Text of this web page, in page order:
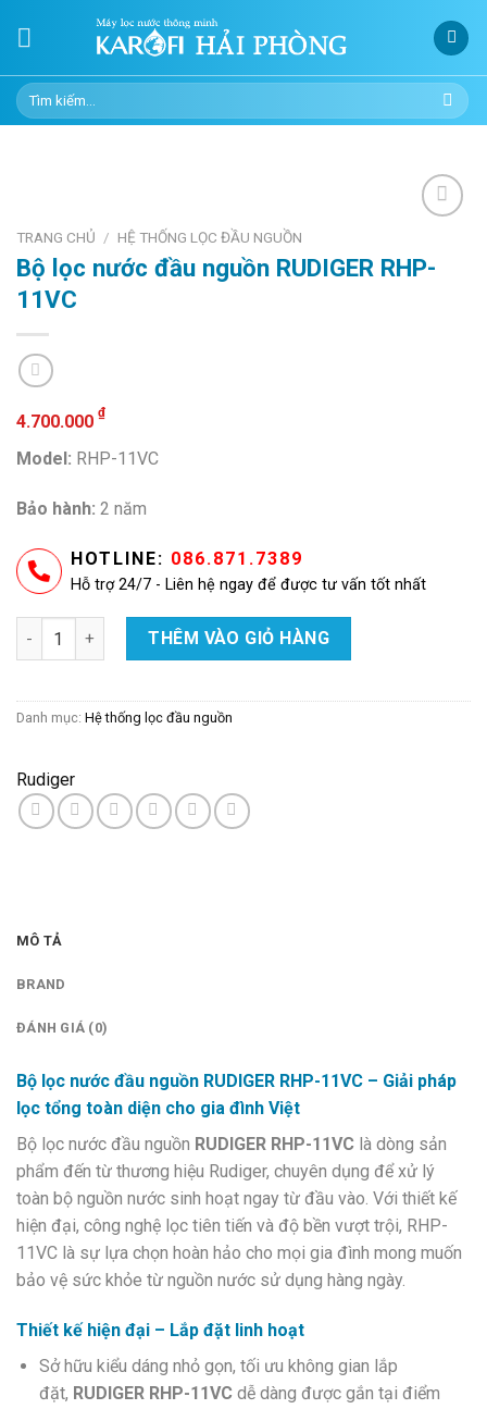
Tìm
kiếm:
Add to
TRANG CHỦ / HỆ THỐNG LỌC ĐẦU NGUỒN
Bộ lọc nước đầu nguồn RUDIGER RHP-
11VC
4.700.000 ₫
Model: RHP-11VC
Bảo hành: 2 năm
HOTLINE: 086.871.7389
Hỗ trợ 24/7 - Liên hệ ngay để được tư vấn tốt nhất
Bộ lọc nước đầu nguồn RUDIGER RHP-11VC số lượng
THÊM VÀO GIỎ HÀNG
Danh mục: Hệ thống lọc đầu nguồn
Rudiger
MÔ TẢ
BRAND
ĐÁNH GIÁ (0)
Bộ lọc nước đầu nguồn RUDIGER RHP-11VC – Giải pháp
lọc tổng toàn diện cho gia đình Việt
Bộ lọc nước đầu nguồn RUDIGER RHP-11VC là dòng sản
phẩm đến từ thương hiệu Rudiger, chuyên dụng để xử lý
toàn bộ nguồn nước sinh hoạt ngay từ đầu vào. Với thiết kế
hiện đại, công nghệ lọc tiên tiến và độ bền vượt trội, RHP-
11VC là sự lựa chọn hoàn hảo cho mọi gia đình mong muốn
bảo vệ sức khỏe từ nguồn nước sử dụng hàng ngày.
Thiết kế hiện đại – Lắp đặt linh hoạt
Sở hữu kiểu dáng nhỏ gọn, tối ưu không gian lắp
đặt, RUDIGER RHP-11VCdễ dàng được gắn tại điểm